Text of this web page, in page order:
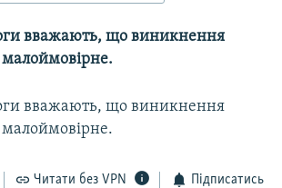
вважають, що виникнення
вважають, що виникнення
Читати без VPN Підписатись